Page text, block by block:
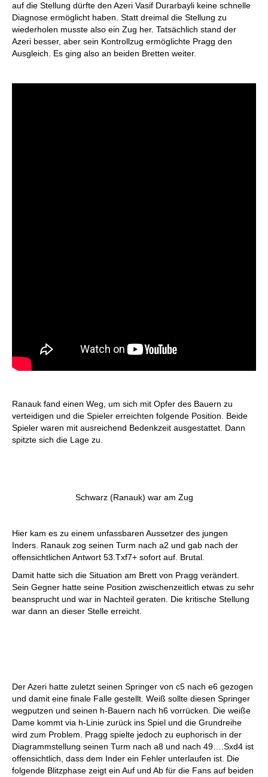
auf die Stellung dürfte den Azeri Vasif Durarbayli keine schnelle
Diagnose ermöglicht haben. Statt dreimal die Stellung zu
wiederholen musste also ein Zug her. Tatsächlich stand der
Azeri besser, aber sein Kontrollzug ermöglichte Pragg den
Ausgleich. Es ging also an beiden Bretten weiter.
Ranauk fand einen Weg, um sich mit Opfer des Bauern zu
verteidigen und die Spieler erreichten folgende Position. Beide
Spieler waren mit ausreichend Bedenkzeit ausgestattet. Dann
spitzte sich die Lage zu.
Schwarz (Ranauk) war am Zug
Hier kam es zu einem unfassbaren Aussetzer des jungen
Inders. Ranauk zog seinen Turm nach a2 und gab nach der
offensichtlichen Antwort 53.Txf7+ sofort auf. Brutal.
Damit hatte sich die Situation am Brett von Pragg verändert.
Sein Gegner hatte seine Position zwischenzeitlich etwas zu sehr
beansprucht und war in Nachteil geraten. Die kritische Stellung
war dann an dieser Stelle erreicht.
Der Azeri hatte zuletzt seinen Springer von c5 nach e6 gezogen
und damit eine finale Falle gestellt. Weiß sollte diesen Springer
wegputzen und seinen h-Bauern nach h6 vorrücken. Die weiße
Dame kommt via h-Linie zurück ins Spiel und die Grundreihe
wird zum Problem. Pragg spielte jedoch zu euphorisch in der
Diagrammstellung seinen Turm nach a8 und nach 49….Sxd4 ist
offensichtlich, dass dem Inder ein Fehler unterlaufen ist. Die
folgende Blitzphase zeigt ein Auf und Ab für die Fans auf beiden